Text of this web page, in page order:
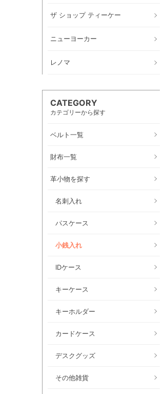
ザ ショップ ティーケー
ニューヨーカー
レノマ
CATEGORY
カテゴリーから探す
ベルト一覧
財布一覧
革小物を探す
名刺入れ
パスケース
小銭入れ
IDケース
キーケース
キーホルダー
カードケース
デスクグッズ
その他雑貨